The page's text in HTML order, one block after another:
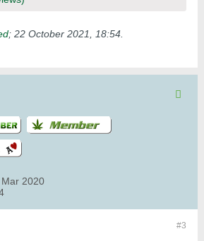
; 22 October 2021, 18:54
Mar 2020
#3